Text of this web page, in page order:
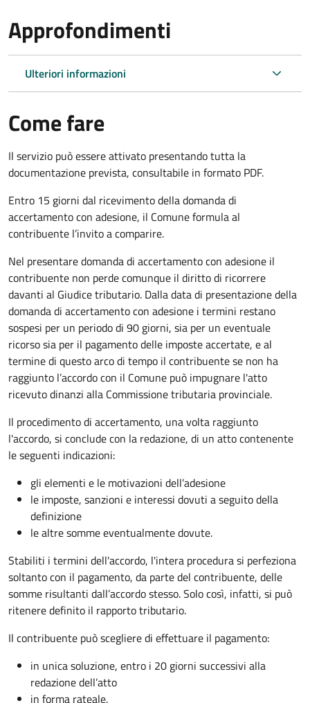
Approfondimenti
Ulteriori informazioni
Come fare
Il servizio può essere attivato presentando tutta la
documentazione prevista, consultabile in formato PDF.
Entro 15 giorni dal ricevimento della domanda di
accertamento con adesione, il Comune formula al
contribuente l’invito a comparire.
Nel presentare domanda di accertamento con adesione il
contribuente non perde comunque il diritto di ricorrere
davanti al Giudice tributario. Dalla data di presentazione della
domanda di accertamento con adesione i termini restano
sospesi per un periodo di 90 giorni, sia per un eventuale
ricorso sia per il pagamento delle imposte accertate, e al
termine di questo arco di tempo il contribuente se non ha
raggiunto l’accordo con il Comune può impugnare l'atto
ricevuto dinanzi alla Commissione tributaria provinciale.
Il procedimento di accertamento, una volta raggiunto
l'accordo, si conclude con la redazione, di un atto contenente
le seguenti indicazioni:
gli elementi e le motivazioni dell’adesione
le imposte, sanzioni e interessi dovuti a seguito della
definizione
le altre somme eventualmente dovute.
Stabiliti i termini dell'accordo, l'intera procedura si perfeziona
soltanto con il pagamento, da parte del contribuente, delle
somme risultanti dall’accordo stesso. Solo così, infatti, si può
ritenere definito il rapporto tributario.
Il contribuente può scegliere di effettuare il pagamento:
in unica soluzione, entro i 20 giorni successivi alla
redazione dell’atto
in forma rateale.